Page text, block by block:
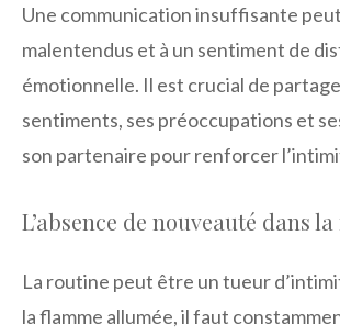
Une communication insuffisante
malentendus et à un sentiment de
émotionnelle. Il est crucial de
sentiments, ses préoccupations et
son partenaire pour renforcer
L’absence de nouveauté dans
La routine peut être un tueur
la flamme allumée, il faut